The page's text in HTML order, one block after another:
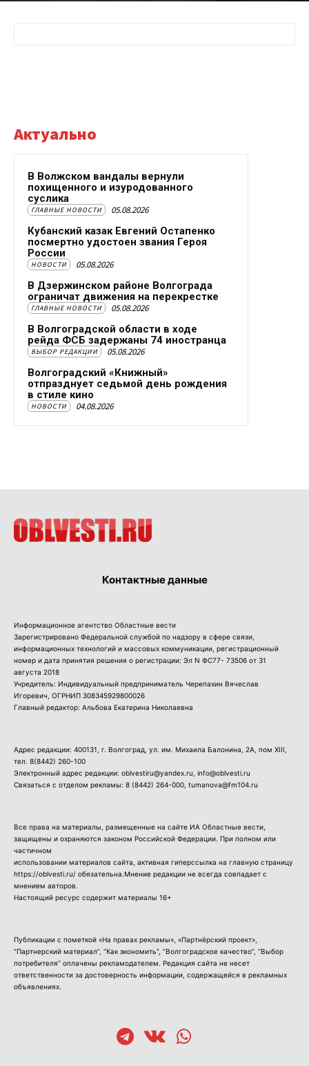
Актуально
В Волжском вандалы вернули
похищенного и изуродованного
суслика
ГЛАВНЫЕ НОВОСТИ 05.08.2026
Кубанский казак Евгений Остапенко
посмертно удостоен звания Героя
России
НОВОСТИ 05.08.2026
В Дзержинском районе Волгограда
ограничат движения на перекрестке
ГЛАВНЫЕ НОВОСТИ 05.08.2026
В Волгоградской области в ходе
рейда ФСБ задержаны 74 иностранца
ВЫБОР РЕДАКЦИИ 05.08.2026
Волгоградский «Книжный»
отпразднует седьмой день рождения
в стиле кино
НОВОСТИ 04.08.2026
Контактные данные
Информационное агентство Областные вести
Зарегистрировано Федеральной службой по надзору в сфере связи,
информационных технологий и массовых коммуникации, регистрационный
номер и дата принятия решения о регистрации: Эл N ФС77- 73506 от 31
августа 2018
Учредитель: Индивидуальный предприниматель Черепахин Вячеслав
Игоревич, ОГРНИП 308345929800026
Главный редактор: Альбова Екатерина Николаевна
Адрес редакции: 400131, г. Волгоград, ул. им. Михаила Балонина, 2А, пом XIII,
тел. 8(8442) 260-100
Электронный адрес редакции: oblvestiru@yandex.ru, info@oblvesti.ru
Связаться с отделом рекламы: 8 (8442) 264-000 , tumanova@fm104.ru
Все права на материалы, размещенные на сайте ИА Областные вести,
защищены и охраняются законом Российской Федерации. При полном или
частичном
использовании материалов сайта, активная гиперссылка на главную страницу
https://oblvesti.ru/ обязательна.Мнение редакции не всегда совпадает с
мнением авторов.
Настоящий ресурс содержит материалы 16+
Публикации с пометкой «На правах рекламы», «Партнёрский проект»,
“Партнерский материал”, “Как экономить”, “Волгоградское качество”, “Выбор
потребителя” оплачены рекламодателем. Редакция сайта не несет
ответственности за достоверность информации, содержащейся в рекламных
объявлениях.